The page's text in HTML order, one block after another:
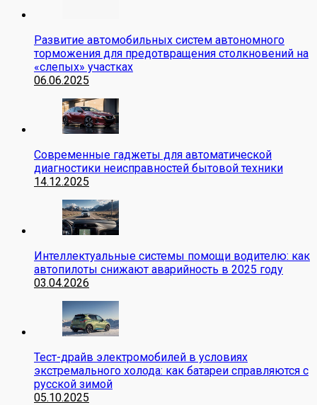
Развитие автомобильных систем автономного
торможения для предотвращения столкновений на
«слепых» участках
06.06.2025
Современные гаджеты для автоматической
диагностики неисправностей бытовой техники
14.12.2025
Интеллектуальные системы помощи водителю: как
автопилоты снижают аварийность в 2025 году
03.04.2026
Тест-драйв электромобилей в условиях
экстремального холода: как батареи справляются с
русской зимой
05.10.2025